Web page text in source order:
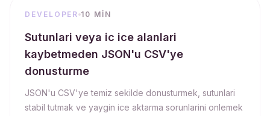
DEVELOPER 10 MIN
Sutunlari veya ic ice alanlari
kaybetmeden JSON'u CSV'ye
donusturme
JSON'u CSV'ye temiz sekilde donusturmek, sutunlari
stabil tutmak ve yaygin ice aktarma sorunlarini onlemek